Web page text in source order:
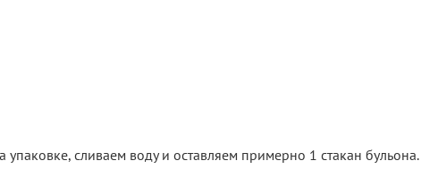
упаковке, сливаем воду и оставляем примерно 1 стакан бульона.